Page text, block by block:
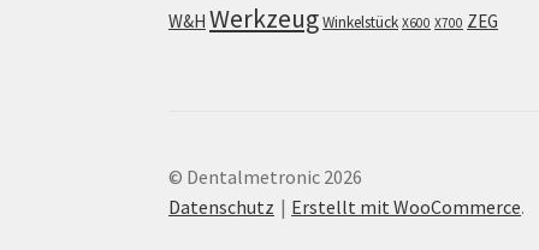
W&H WerkzeugWinkelstück X600 X700 ZEG
© Dentalmetronic 2026
Datenschutz
Erstellt mit WooCommerce.